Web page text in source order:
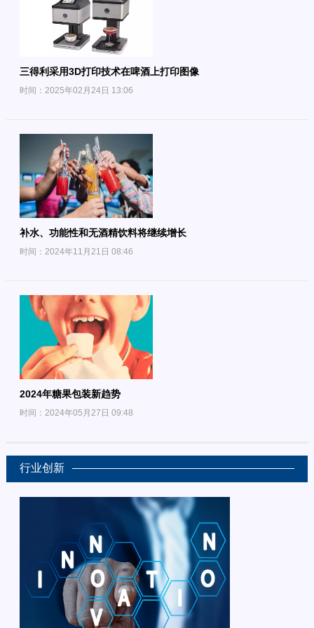
三得利采用3D打印技术在啤酒上打印图像
时间：2025年02月24日 13:06
补水、功能性和无酒精饮料将继续增长
时间：2024年11月21日 08:46
2024年糖果包装新趋势
时间：2024年05月27日 09:48
行业创新